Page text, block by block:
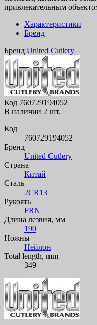
привлекательным
Характеристики
Бренд
Бренд United Cutlery
Код 760729194052
В наличии 2 шт.
Код
760729194052
Бренд
United Cutlery
Страна
Китай
Сталь
2CR13
Рукоять
FRN
Длина лезвия, мм
190
Ножны
Нейлон
Total length, mm
349